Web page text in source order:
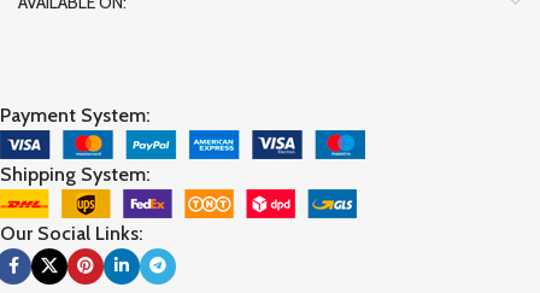
Payment System:
Shipping System:
Our Social Links: